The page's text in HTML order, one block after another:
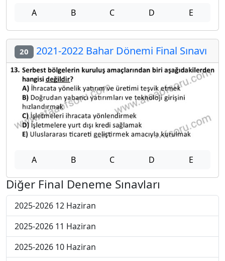
A B C D E
20 2021-2022 Bahar Dönemi Final Sınavı
A B C D E
Diğer Final Deneme Sınavları
2025-2026 12 Haziran
2025-2026 11 Haziran
2025-2026 10 Haziran